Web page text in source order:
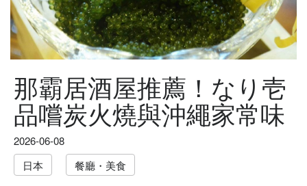
那霸居酒屋推薦！なり壱
品嚐炭火燒與沖繩家常味
2026-06-08
日本
餐廳・美食